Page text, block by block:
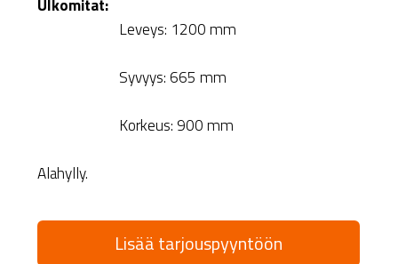
Ulkomitat:
Leveys: 1200 mm
Syvyys: 665 mm
Korkeus: 900 mm
Alahylly.
Lisää tarjouspyyntöön